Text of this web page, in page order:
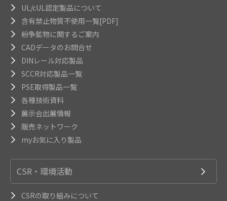
UL/cUL認定製品について
含有禁止物質不使用一覧[PDF]
紛争鉱物に関するご案内
CADデータのお問合せ
DINレール対応製品
SCCR対応製品一覧
PSE取得製品一覧
各種技術資料
展示会出展情報
販売ネットワーク
myお気に入り製品
CSR・環境活動
CSRの取り組みについて